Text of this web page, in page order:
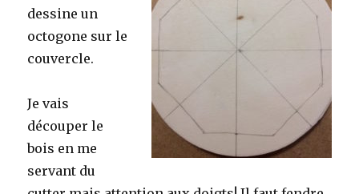
dessine un
octogone sur le
couvercle.
Je vais
découper le
bois en me
servant du